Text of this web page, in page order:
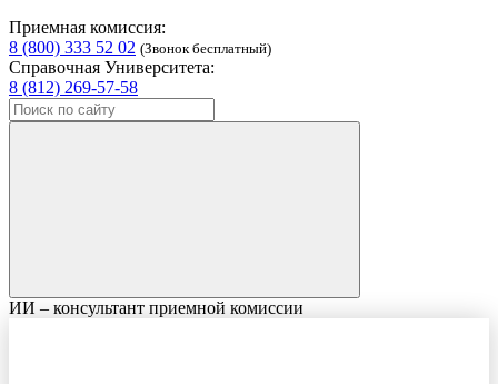
Приемная комиссия:
8 (800) 333 52 02 (Звонок бесплатный)
Справочная Университета:
8 (812) 269-57-58
ИИ – консультант приемной комиссии